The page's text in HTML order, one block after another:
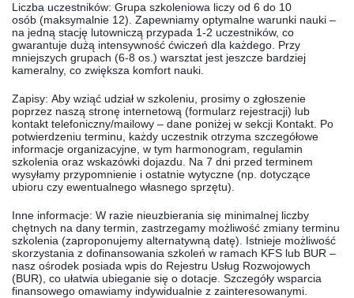
Liczba uczestników: Grupa szkoleniowa liczy od 6 do 10
osób (maksymalnie 12). Zapewniamy optymalne warunki nauki –
na jedną stację lutowniczą przypada 1-2 uczestników, co
gwarantuje dużą intensywność ćwiczeń dla każdego. Przy
mniejszych grupach (6-8 os.) warsztat jest jeszcze bardziej
kameralny, co zwiększa komfort nauki.
Zapisy: Aby wziąć udział w szkoleniu, prosimy o zgłoszenie
poprzez naszą stronę internetową (formularz rejestracji) lub
kontakt telefoniczny/mailowy – dane poniżej w sekcji Kontakt . Po
potwierdzeniu terminu, każdy uczestnik otrzyma szczegółowe
informacje organizacyjne, w tym harmonogram, regulamin
szkolenia oraz wskazówki dojazdu. Na 7 dni przed terminem
wysyłamy przypomnienie i ostatnie wytyczne (np. dotyczące
ubioru czy ewentualnego własnego sprzętu).
Inne informacje: W razie nieuzbierania się minimalnej liczby
chętnych na dany termin, zastrzegamy możliwość zmiany terminu
szkolenia (zaproponujemy alternatywną datę). Istnieje możliwość
skorzystania z dofinansowania szkoleń w ramach KFS lub BUR –
nasz ośrodek posiada wpis do Rejestru Usług Rozwojowych
(BUR), co ułatwia ubieganie się o dotacje. Szczegóły wsparcia
finansowego omawiamy indywidualnie z zainteresowanymi.